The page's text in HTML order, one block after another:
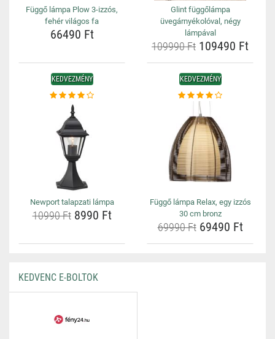
Függő lámpa Plow 3-izzós,
fehér világos fa
66490 Ft
Glint függőlámpa
üvegárnyékolóval, négy
lámpával
109990 Ft 109490 Ft
KEDVEZMÉNY
Newport talapzati lámpa
10990 Ft8990 Ft
KEDVEZMÉNY
Függő lámpa Relax, egy izzós
30 cm bronz
69990 Ft69490 Ft
KEDVENC E-BOLTOK